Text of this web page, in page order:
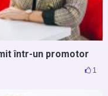
într-un promotor
1